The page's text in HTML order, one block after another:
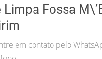
Limpa Fossa
em contato pelo